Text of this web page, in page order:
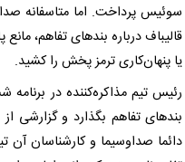
سوئیس پرداخت. اما متاسفانه
قالیباف درباره بندهای تفاهم،
یا پنهان‌کاری ترمز پخش را کشید.
رئیس تیم مذاکره‌کننده در
بندهای تفاهم بگذارد و گزارشی
دائما صداوسیما و کارشناسان آن